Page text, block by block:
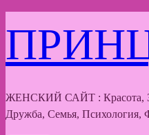
к
содержимому
ЖЕНСКИЙ САЙТ : Красота,
Дружба, Семья, Психология,